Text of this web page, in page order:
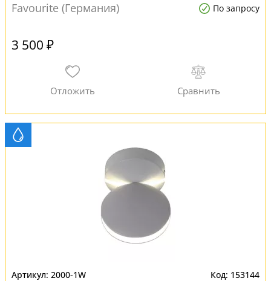
Favourite (Германия)
По запросу
3 500 ₽
2000-1W 153144